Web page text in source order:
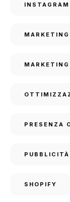
INSTAGRAM
PRESENZA
SHOPIFY